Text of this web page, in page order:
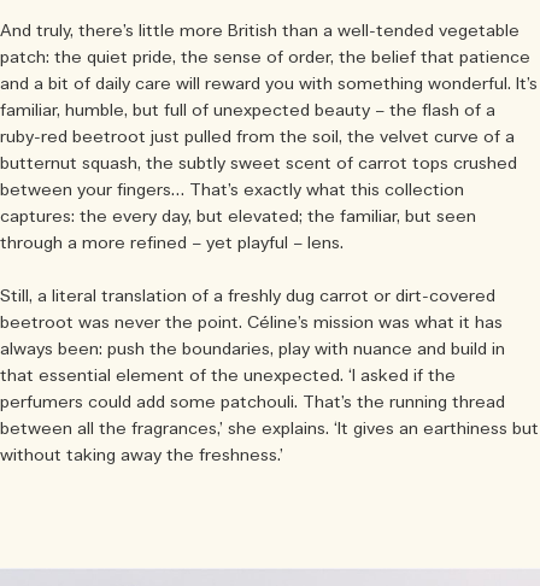
And truly, there’s little more British than a well-tended vegetable
patch: the quiet pride, the sense of order, the belief that patience
and a bit of daily care will reward you with something wonderful. It’s
familiar, humble, but full of unexpected beauty – the flash of a
ruby-red beetroot just pulled from the soil, the velvet curve of a
butternut squash, the subtly sweet scent of carrot tops crushed
between your fingers… That’s exactly what this collection
captures: the every day, but elevated; the familiar, but seen
through a more refined – yet playful – lens.
Still, a literal translation of a freshly dug carrot or dirt-covered
beetroot was never the point. Céline’s mission was what it has
always been: push the boundaries, play with nuance and build in
that essential element of the unexpected. ‘I asked if the
perfumers could add some patchouli. That’s the running thread
between all the fragrances,’ she explains. ‘It gives an earthiness but
without taking away the freshness.’